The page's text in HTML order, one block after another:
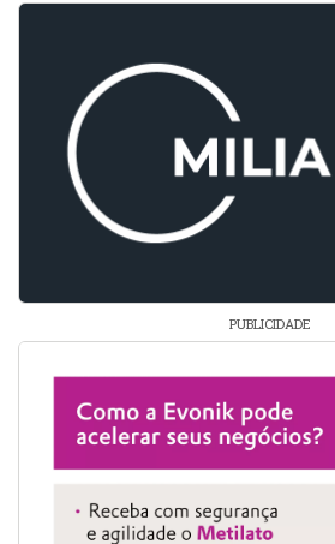
PUBLICIDADE